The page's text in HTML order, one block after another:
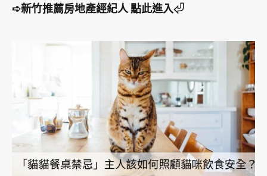
➪新竹推薦房地產經紀人 點此進入⏎